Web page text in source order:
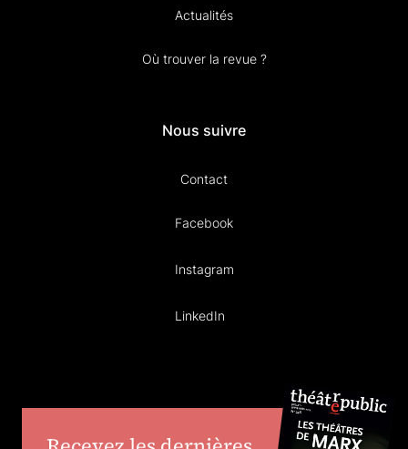
Actualités
Où trouver la revue ?
Nous suivre
Contact
Facebook
Instagram
LinkedIn